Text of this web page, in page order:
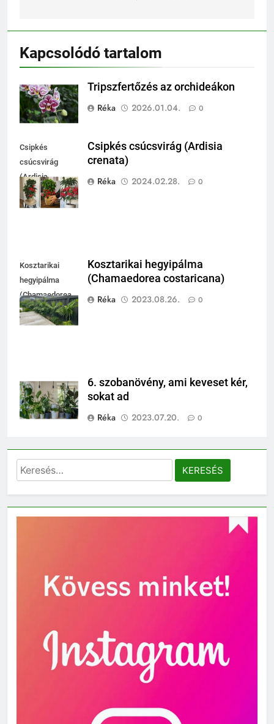
Kapcsolódó tartalom
Tripszfertőzés az orchideákon
Réka
2026.01.04. 0
Csipkés
csúcsvirág
(Ardisia
crenata)
Csipkés csúcsvirág (Ardisia
crenata)
Réka
2024.02.28. 0
Kosztarikai
hegyipálma
(Chamaedorea
costaricana)
Kosztarikai hegyipálma
(Chamaedorea costaricana)
Réka
2023.08.26. 0
6. szobanövény, ami keveset kér,
sokat ad
Réka
2023.07.20. 0
Keresés: